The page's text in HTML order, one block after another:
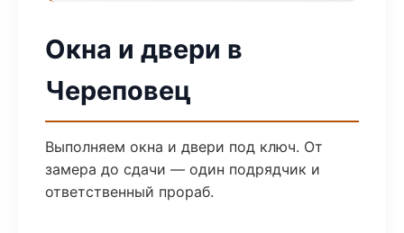
Окна и двери в
Череповец
Выполняем окна и двери под ключ. От
замера до сдачи — один подрядчик и
ответственный прораб.